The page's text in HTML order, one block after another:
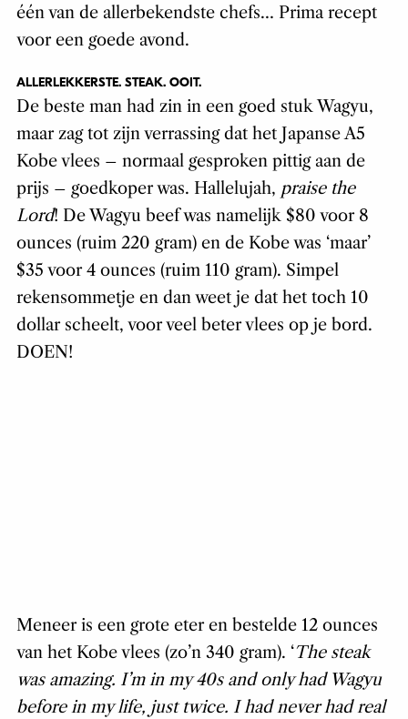
één van de allerbekendste chefs… Prima recept
voor een goede avond.
ALLERLEKKERSTE. STEAK. OOIT.
De beste man had zin in een goed stuk Wagyu,
maar zag tot zijn verrassing dat het Japanse A5
Kobe vlees – normaal gesproken pittig aan de
prijs – goedkoper was. Hallelujah, praise the
Lord! De Wagyu beef was namelijk $80 voor 8
ounces (ruim 220 gram) en de Kobe was ‘maar’
$35 voor 4 ounces (ruim 110 gram). Simpel
rekensommetje en dan weet je dat het toch 10
dollar scheelt, voor veel beter vlees op je bord.
DOEN!
Meneer is een grote eter en bestelde 12 ounces
van het Kobe vlees (zo’n 340 gram). ‘The steak
was amazing. I’m in my 40s and only had Wagyu
before in my life, just twice. I had never had real